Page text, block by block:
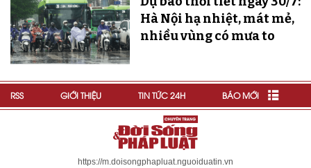
Hà Nội hạ nhiệt, mát mẻ,
nhiều vùng có mưa to
RSS GIỚI THIỆU TIN TỨC 24H BÁO MỚI
https://m.doisongphapluat.nguoiduatin.vn